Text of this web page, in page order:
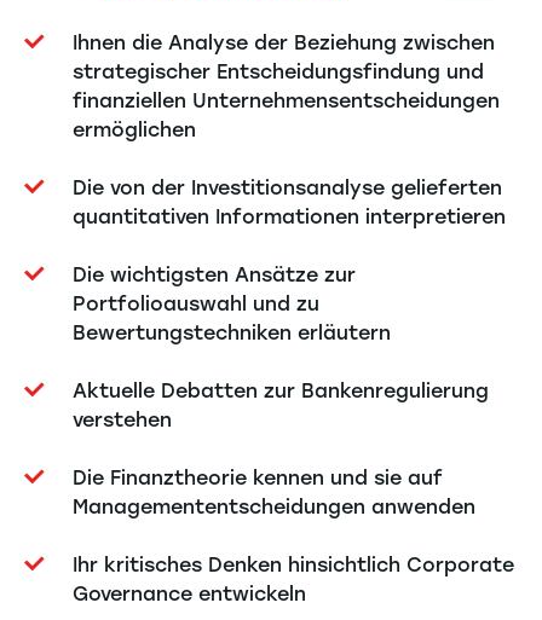
Ihnen die Analyse der Beziehung zwischen
strategischer Entscheidungsfindung und
finanziellen Unternehmensentscheidungen
ermöglichen
Die von der Investitionsanalyse gelieferten
quantitativen Informationen interpretieren
Die wichtigsten Ansätze zur
Portfolioauswahl und zu
Bewertungstechniken erläutern
Aktuelle Debatten zur Bankenregulierung
verstehen
Die Finanztheorie kennen und sie auf
Managemententscheidungen anwenden
Ihr kritisches Denken hinsichtlich Corporate
Governance entwickeln